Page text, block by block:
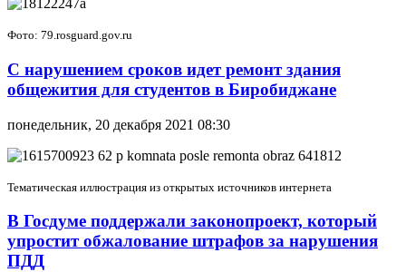
Фото: 79.rosguard.gov.ru
С нарушением сроков идет ремонт здания
общежития для студентов в Биробиджане
понедельник, 20 декабря 2021 08:30
Тематическая иллюстрация из открытых источников интернета
В Госдуме поддержали законопроект, который
упростит обжалование штрафов за нарушения
ПДД